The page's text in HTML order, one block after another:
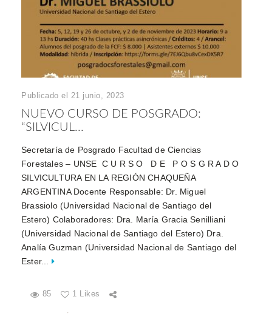
Publicado el 21 junio, 2023
NUEVO CURSO DE POSGRADO:
“SILVICUL...
Secretaría de Posgrado Facultad de Ciencias
Forestales – UNSE C U R S O D E P O S G R A D O
SILVICULTURA EN LA REGIÓN CHAQUEÑA
ARGENTINA Docente Responsable: Dr. Miguel
Brassiolo (Universidad Nacional de Santiago del
Estero) Colaboradores: Dra. María Gracia Senilliani
(Universidad Nacional de Santiago del Estero) Dra.
Analía Guzman (Universidad Nacional de Santiago del
Ester...
85 1 Likes